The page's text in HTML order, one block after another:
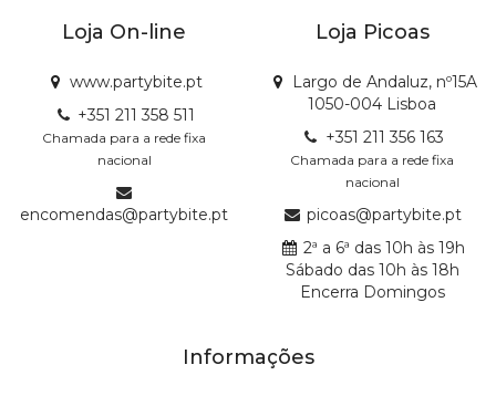
Loja On-line
www.partybite.pt
+351 211 358 511
Chamada para a rede fixa
nacional
encomendas@partybite.pt
Loja Picoas
Largo de Andaluz, nº15A
1050-004 Lisboa
+351 211 356 163
Chamada para a rede fixa
nacional
picoas@partybite.pt
2ª a 6ª das 10h às 19h
Sábado das 10h às 18h
Encerra Domingos
Informações